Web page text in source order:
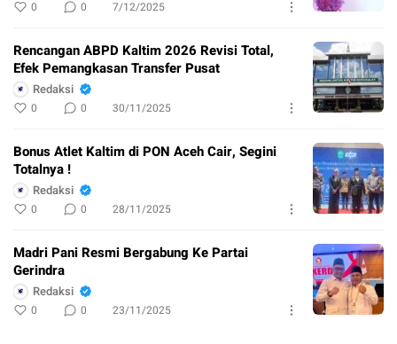
0 0 7/12/2025
Rencangan ABPD Kaltim 2026 Revisi Total,
Efek Pemangkasan Transfer Pusat
Redaksi
0 0 30/11/2025
Bonus Atlet Kaltim di PON Aceh Cair, Segini
Totalnya !
Redaksi
0 0 28/11/2025
Madri Pani Resmi Bergabung Ke Partai
Gerindra
Redaksi
0 0 23/11/2025